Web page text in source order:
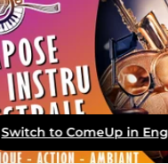
Switch to ComeUp in